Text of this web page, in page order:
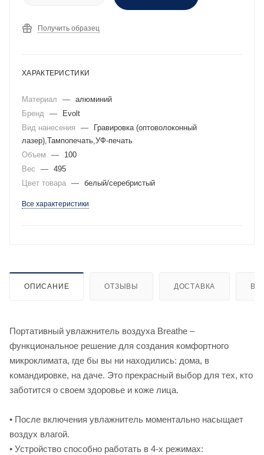
Получить образец
ХАРАКТЕРИСТИКИ
Материал — алюминий
Бренд
—
Evolt
Вид нанесения
—
Гравировка (оптоволоконный
лазер),Тампопечать,УФ-печать
Объем
—
100
Вес
— 495
Цвет товара — белый/серебристый
Все характеристики
ОПИСАНИЕ ОТЗЫВЫ ДОСТАВКА
Портативный увлажнитель воздуха Breathe –
функциональное решение для создания комфортного
микроклимата, где бы вы ни находились: дома, в
командировке, на даче. Это прекрасный выбор для тех, кто
заботится о своем здоровье и коже лица.
• После включения увлажнитель моментально насыщает
воздух влагой.
• Устройство способно работать в 4-х режимах: